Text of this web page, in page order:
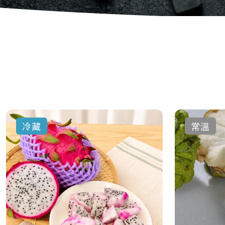
冷藏 常溫